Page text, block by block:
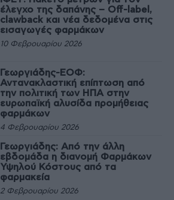
έλεγχο της δαπάνης – Off-label,
clawback και νέα δεδομένα στις
εισαγωγές φαρμάκων
10 Φεβρουαρίου 2026
Γεωργιάδης-ΕΟΦ:
Αντανακλαστική επίπτωση από
την πολιτική των ΗΠΑ στην
ευρωπαϊκή αλυσίδα προμήθειας
φαρμάκων
4 Φεβρουαρίου 2026
Γεωργιάδης: Από την άλλη
εβδομάδα η διανομή Φαρμάκων
Υψηλού Κόστους από τα
φαρμακεία
2 Φεβρουαρίου 2026